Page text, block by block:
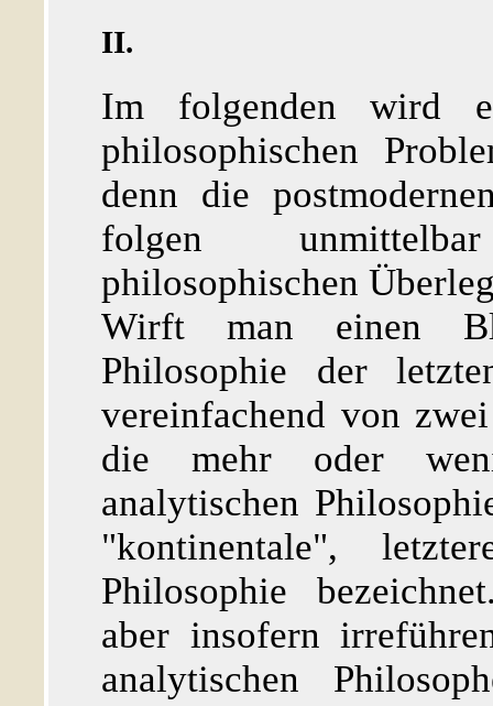
II.
Im folgenden wird
philosophischen
denn die
folgen
philosophischen
Wirft man einen
Philosophie der
vereinfachend von
die mehr oder
analytischen
"kontinentale",
Philosophie
aber insofern
analytischen